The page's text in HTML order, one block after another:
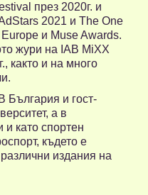
през 2020г. и
2021 и The One
и Muse Awards.
жури на IAB MiXX
както и на много
България и гост-
а в
като спортен
където е
издания на